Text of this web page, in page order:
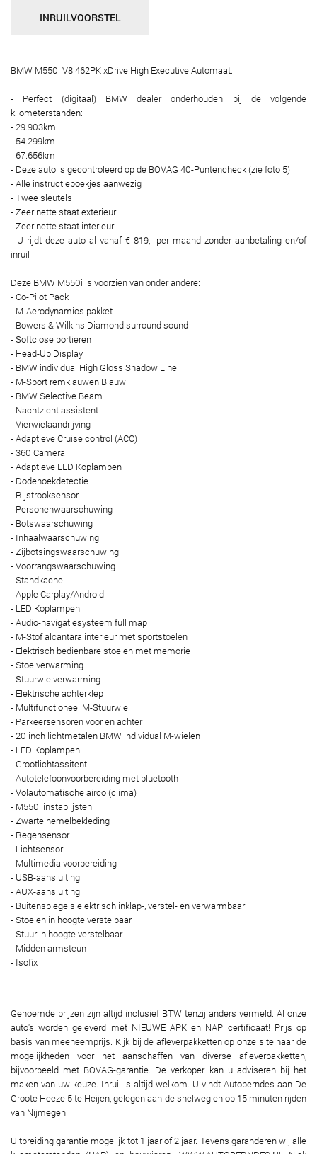
INRUILVOORSTEL
BMW M550i V8 462PK xDrive High Executive Automaat.
- Perfect (digitaal) BMW dealer onderhouden bij de volgende
kilometerstanden:
- 29.903km
- 54.299km
- 67.656km
- Deze auto is gecontroleerd op de BOVAG 40-Puntencheck (zie foto 5)
- Alle instructieboekjes aanwezig
- Twee sleutels
- Zeer nette staat exterieur
- Zeer nette staat interieur
- U rijdt deze auto al vanaf € 819,- per maand zonder aanbetaling en/of
inruil
Deze BMW M550i is voorzien van onder andere:
- Co-Pilot Pack
- M-Aerodynamics pakket
- Bowers & Wilkins Diamond surround sound
- Softclose portieren
- Head-Up Display
- BMW individual High Gloss Shadow Line
- M-Sport remklauwen Blauw
- BMW Selective Beam
- Nachtzicht assistent
- Vierwielaandrijving
- Adaptieve Cruise control (ACC)
- 360 Camera
- Adaptieve LED Koplampen
- Dodehoekdetectie
- Rijstrooksensor
- Personenwaarschuwing
- Botswaarschuwing
- Inhaalwaarschuwing
- Zijbotsingswaarschuwing
- Voorrangswaarschuwing
- Standkachel
- Apple Carplay/Android
- LED Koplampen
- Audio-navigatiesysteem full map
- M-Stof alcantara interieur met sportstoelen
- Elektrisch bedienbare stoelen met memorie
- Stoelverwarming
- Stuurwielverwarming
- Elektrische achterklep
- Multifunctioneel M-Stuurwiel
- Parkeersensoren voor en achter
- 20 inch lichtmetalen BMW individual M-wielen
- LED Koplampen
- Grootlichtassitent
- Autotelefoonvoorbereiding met bluetooth
- Volautomatische airco (clima)
- M550i instaplijsten
- Zwarte hemelbekleding
- Regensensor
- Lichtsensor
- Multimedia voorbereiding
- USB-aansluiting
- AUX-aansluiting
- Buitenspiegels elektrisch inklap-, verstel- en verwarmbaar
- Stoelen in hoogte verstelbaar
- Stuur in hoogte verstelbaar
- Midden armsteun
- Isofix
Genoemde prijzen zijn altijd inclusief BTW tenzij anders vermeld. Al onze
auto's worden geleverd met NIEUWE APK en NAP certificaat! Prijs op
basis van meeneemprijs. Kijk bij de afleverpakketten op onze site naar de
mogelijkheden voor het aanschaffen van diverse afleverpakketten,
bijvoorbeeld met BOVAG-garantie. De verkoper kan u adviseren bij het
maken van uw keuze. Inruil is altijd welkom. U vindt Autoberndes aan De
Groote Heeze 5 te Heijen, gelegen aan de snelweg en op 15 minuten rijden
van Nijmegen.
Uitbreiding garantie mogelijk tot 1 jaar of 2 jaar. Tevens garanderen wij alle